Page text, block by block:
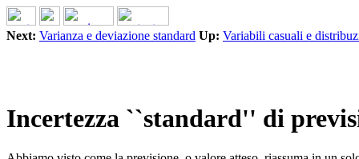
Next: Varianza e deviazione standard Up: Variabili casuali e
Incertezza ``standard'' di